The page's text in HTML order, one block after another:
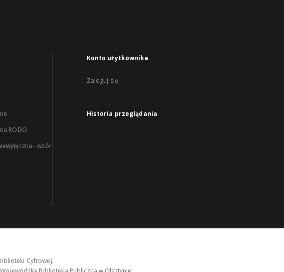
RODO
- wzór
Konto użytkownika
Zaloguj się
Historia przeglądania
Cyfrowej.